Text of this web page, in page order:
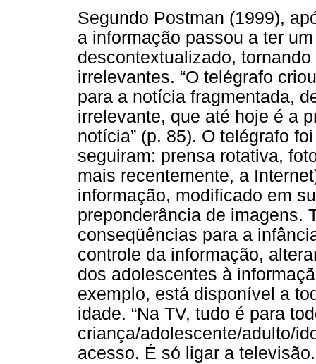
Segundo Postman (1999),
a informação passou a ter
descontextualizado,
irrelevantes. “O telégrafo
para a notícia fragmentada,
irrelevante, que até hoje é a
notícia” (p. 85). O telégrafo
seguiram: prensa rotativa,
mais recentemente, a
informação, modificado em
preponderância de imagens.
conseqüências para a
controle da informação,
dos adolescentes à
exemplo, está disponível a
idade. “Na TV, tudo é para
criança/adolescente/adulto/
acesso. É só ligar a televisão.